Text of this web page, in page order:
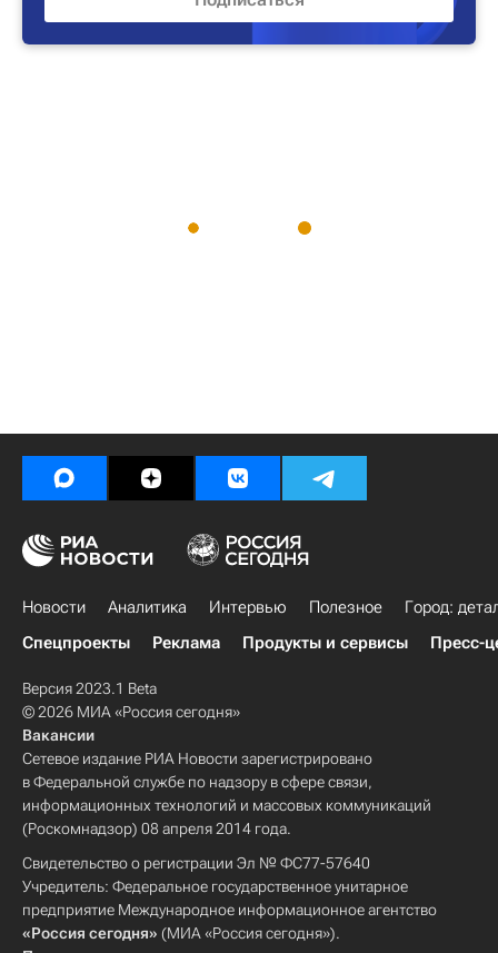
Новости Аналитика Интервью Полезное
Город:
Спецпроекты
Реклама Продукты и сервисы Пресс-
Версия 2023.1 Beta
© 2026 МИА «Россия сегодня»
Вакансии
Сетевое издание РИА Новости зарегистрировано
в Федеральной службе по надзору в сфере связи,
информационных технологий и массовых коммуникаций
(Роскомнадзор) 08 апреля 2014 года.
Свидетельство о регистрации Эл № ФС77-57640
Учредитель: Федеральное государственное унитарное
предприятие Международное информационное агентство
«Россия сегодня» (МИА «Россия сегодня»).